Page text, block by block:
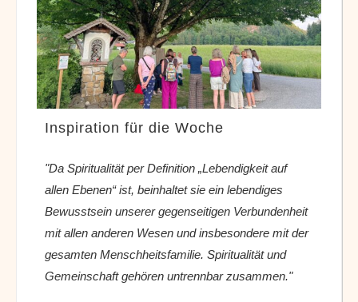
Inspiration für die Woche
"Da Spiritualität per Definition „Lebendigkeit auf
allen Ebenen“ ist, beinhaltet sie ein lebendiges
Bewusstsein unserer gegenseitigen Verbundenheit
mit allen anderen Wesen und insbesondere mit der
gesamten Menschheitsfamilie. Spiritualität und
Gemeinschaft gehören untrennbar zusammen."